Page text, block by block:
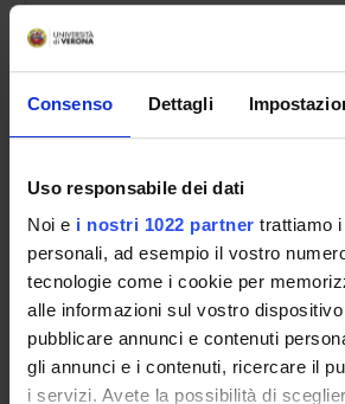
Consenso Dettagli
Uso responsabile dei dati
Noi e i nostri 1022 partner trattiamo
personali, ad esempio il vostro
tecnologie come i cookie per
alle informazioni sul vostro
pubblicare annunci e contenuti
gli annunci e i contenuti, ricercare il
i servizi. Avete la possibilità di
Biochemistry & Molecular Biology
SECTIONS
Biological Chemistry Section
PUBLICATIONS
TITLE
Biochemical and bioinformatic